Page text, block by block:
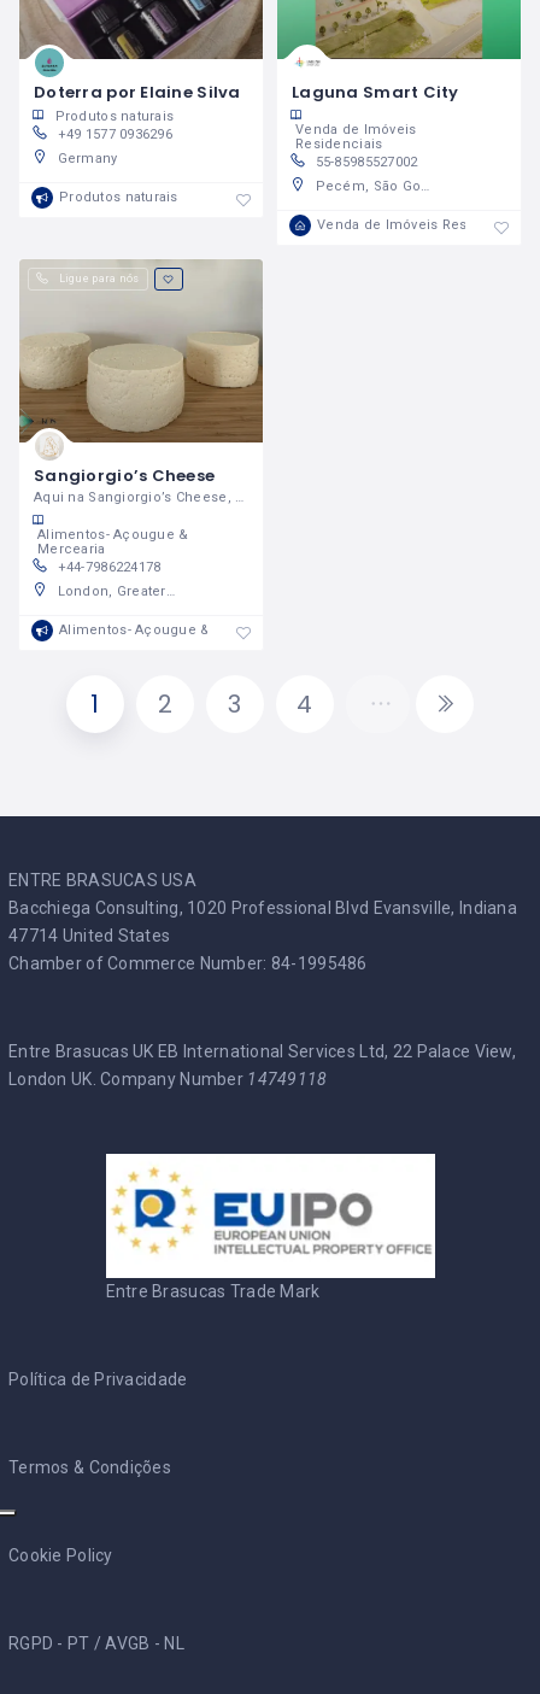
Doterra por Elaine Silva
Produtos naturais
+49 1577 0936296
Germany
Produtos naturais
Laguna Smart City
Venda de Imóveis
Residenciais
55-85985527002
Pecém, São Gonçalo Do Amarante - Ceará, Brazil
Venda de Imóveis Residenciais
Ligue para nós
Sangiorgio’s Cheese
Aqui na Sangiorgio’s Cheese, você encontra o melhor queijo artesanal do Reino Unido
Alimentos- Açougue &
Mercearia
+44-7986224178
London, Greater London, England, United Kingdom
Alimentos- Açougue & Mercearia
1 2 3 4
ENTRE BRASUCAS USA
Bacchiega Consulting, 1020 Professional Blvd Evansville, Indiana
47714 United States
Chamber of Commerce Number: 84-1995486
Entre Brasucas UK EB International Services Ltd, 22 Palace View,
London UK. Company Number 14749118
Entre Brasucas Trade Mark
Política de Privacidade
Termos & Condições
Cookie Policy
RGPD - PT /AVGB - NL